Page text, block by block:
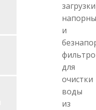
и
для
очистки
воды
из